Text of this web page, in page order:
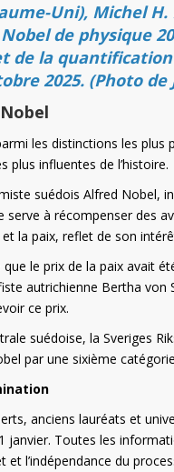
Uni), Michel
de physique
de la
2025. (Photo
les distinctions les
plus influentes de l’histoire.
suédois Alfred Nobel,
à récompenser des
la paix, reflet de son
le prix de la paix avait
autrichienne Bertha
ce prix.
suédoise, la Sveriges
par une sixième
anciens lauréats et
janvier. Toutes les
et l’indépendance du